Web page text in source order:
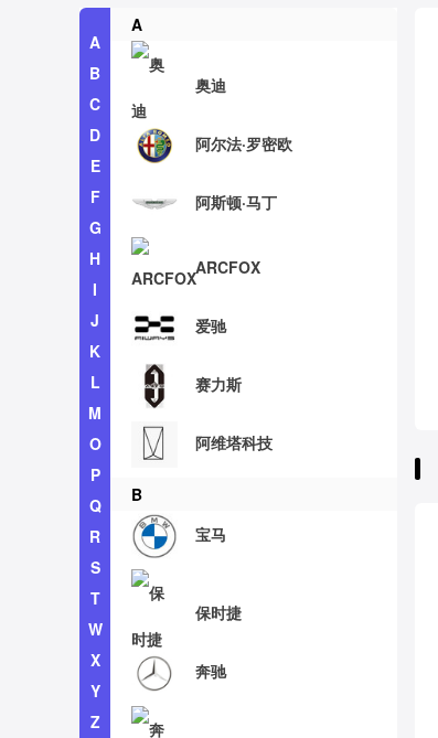
A
B
C
D
E
F
G
H
I
J
K
L
M
O
P
Q
R
S
T
W
X
Y
Z
A
奥迪
阿尔法·罗密欧
阿斯顿·马丁
ARCFOX
爱驰
赛力斯
阿维塔科技
B
宝马
保时捷
奔驰